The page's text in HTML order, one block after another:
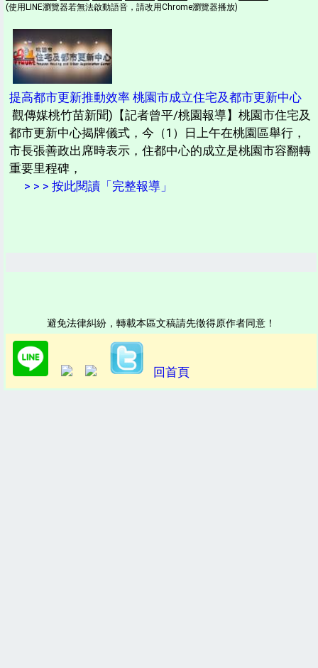
(使用LINE瀏覽器若無法啟動語音，請改用Chrome瀏覽器播放)
提高都市更新推動效率 桃園市成立住宅及都市更新中心
觀傳媒桃竹苗新聞)【記者曾平/桃園報導】桃園市住宅及
都市更新中心揭牌儀式，今（1）日上午在桃園區舉行，
市長張善政出席時表示，住都中心的成立是桃園市容翻轉
重要里程碑，
> > > 按此閱讀「完整報導」
避免法律糾紛，轉載本區文稿請先徵得原作者同意！
回首頁